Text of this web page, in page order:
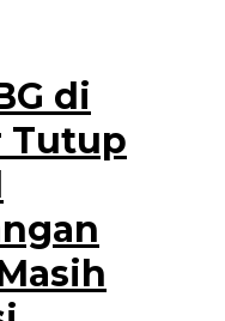
di
Tutup